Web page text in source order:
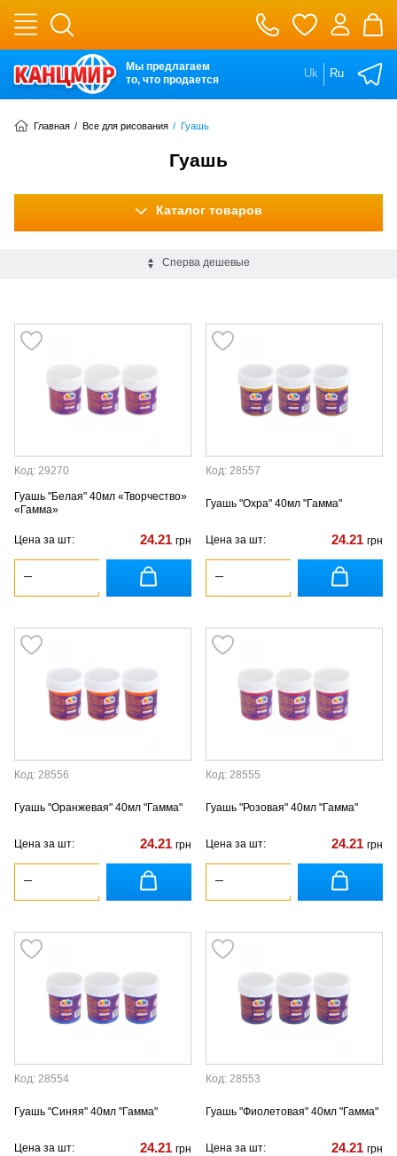
Мы предлагаем
то, что продается
Uk Ru
Главная / Все для рисования / Гуашь
Гуашь
Каталог товаров
Сперва дешевые
Код: 29270
Гуашь "Белая" 40мл «Творчество»
«Гамма»
Цена за шт: 24.21 грн
Код: 28557
Гуашь "Охра" 40мл "Гамма"
Цена за шт: 24.21 грн
Код: 28556
Гуашь "Оранжевая" 40мл "Гамма"
Цена за шт: 24.21 грн
Код: 28555
Гуашь "Розовая" 40мл "Гамма"
Цена за шт: 24.21 грн
Код: 28554
Гуашь "Синяя" 40мл "Гамма"
Цена за шт: 24.21 грн
Код: 28553
Гуашь "Фиолетовая" 40мл "Гамма"
Цена за шт: 24.21 грн